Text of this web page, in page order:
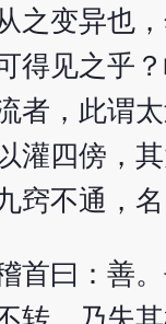
之变异也
得见之乎
者，此谓
灌四傍，
窍不通，名
首曰：善